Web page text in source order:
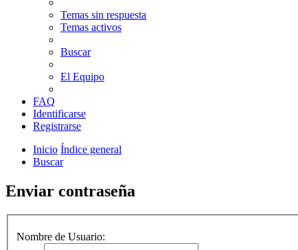
Temas sin respuesta
Temas activos
Buscar
El Equipo
FAQ
Identificarse
Registrarse
Inicio Índice general
Buscar
Enviar contraseña
Nombre de Usuario: